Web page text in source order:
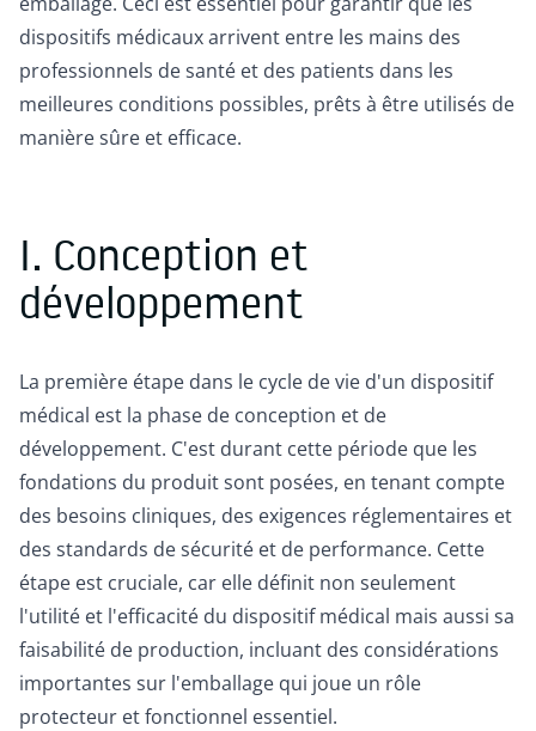
dispositifs médicaux arrivent entre les mains des
professionnels de santé et des patients dans les
meilleures conditions possibles, prêts à être utilisés de
manière sûre et efficace.
I. Conception et
développement
La première étape dans le cycle de vie d'un dispositif
médical est la phase de conception et de
développement. C'est durant cette période que les
fondations du produit sont posées, en tenant compte
des besoins cliniques, des exigences réglementaires et
des standards de sécurité et de performance. Cette
étape est cruciale, car elle définit non seulement
l'utilité et l'efficacité du dispositif médical mais aussi sa
faisabilité de production, incluant des considérations
importantes sur l'emballage qui joue un rôle
protecteur et fonctionnel essentiel.